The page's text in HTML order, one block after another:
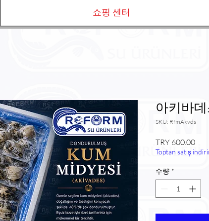
쇼핑 센터
아키바
SKU: RfmAkvds
TRY 600.00가
격
Toptan satış
수량 *